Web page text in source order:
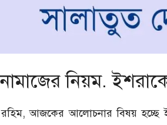
নিয়ম.
রহিম, আজকের আলোচনার বিষয়